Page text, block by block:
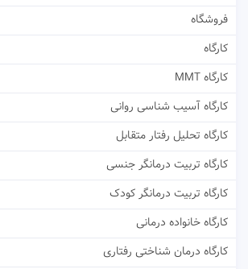
فروشگاه
کارگاه
کارگاه MMT
کارگاه آسیب شناسی روانی
کارگاه تحلیل رفتار متقابل
کارگاه تربیت درمانگر جنسی
کارگاه تربیت درمانگر کودک
کارگاه خانواده درمانی
کارگاه درمان شناختی رفتاری